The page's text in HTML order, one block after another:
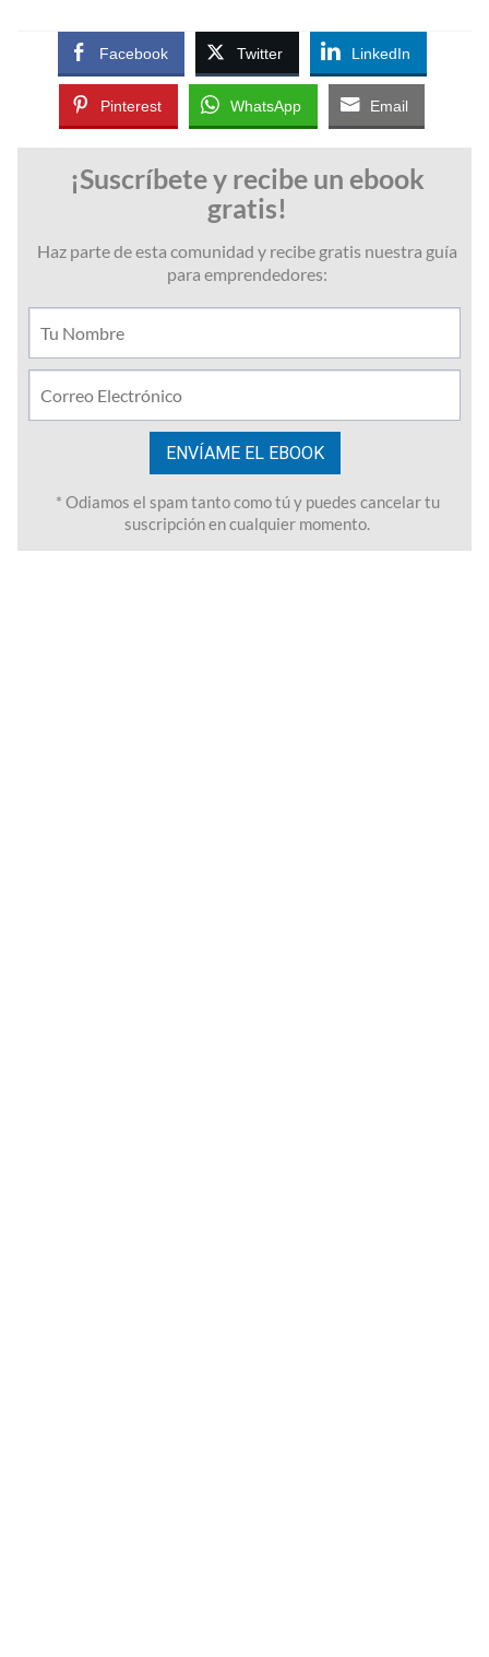
Facebook Twitter LinkedIn
Pinterest WhatsApp Email